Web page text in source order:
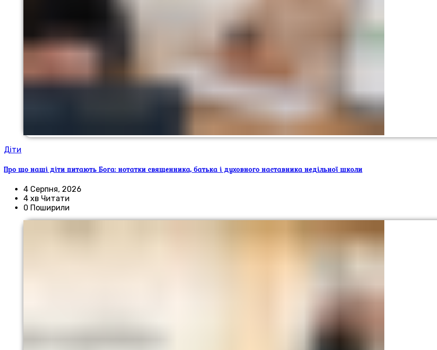
Діти
Про що наші діти питають Бога: нотатки священника, батька і духовного наставника недільної школи
4 Серпня, 2026
4 хв Читати
0 Поширили